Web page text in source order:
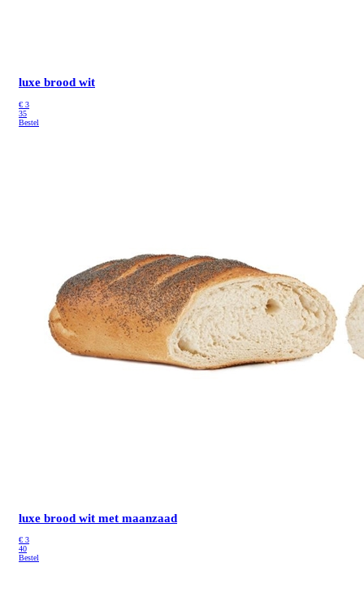
luxe brood wit
€ 3
35
Bestel
luxe brood wit met maanzaad
€ 3
40
Bestel